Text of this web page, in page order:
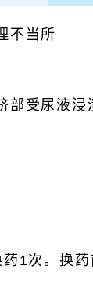
不当所
受尿液浸
1次。换药